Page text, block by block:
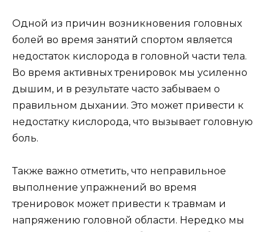
Одной из причин возникновения головных
болей во время занятий спортом является
недостаток кислорода в головной части тела.
Во время активных тренировок мы усиленно
дышим, и в результате часто забываем о
правильном дыхании. Это может привести к
недостатку кислорода, что вызывает головную
боль.
Также важно отметить, что неправильное
выполнение упражнений во время
тренировок может привести к травмам и
напряжению головной области. Нередко мы